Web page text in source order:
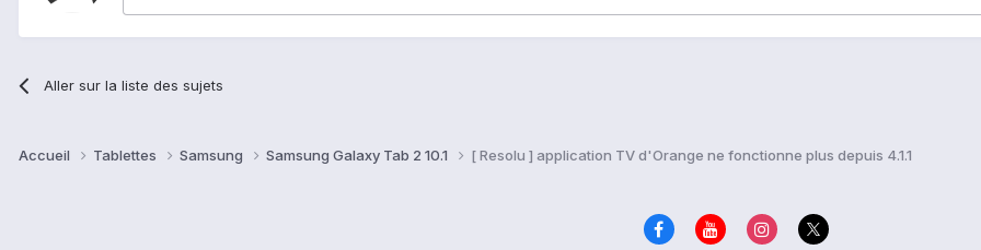
Aller sur la liste des sujets
Accueil Tablettes Samsung Samsung Galaxy Tab 2 10.1 [ Resolu ] application TV d'Orange ne fonctionne plus depuis 4.1.1